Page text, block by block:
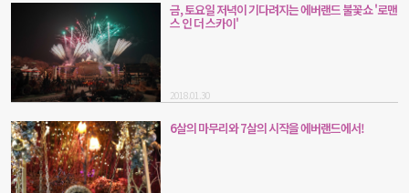
금, 토요일 저녁이 기다려지는 에버랜드 불꽃쇼 '로맨
스 인 더 스카이'
2018.01.30
6살의 마무리와 7살의 시작을 에버랜드에서!